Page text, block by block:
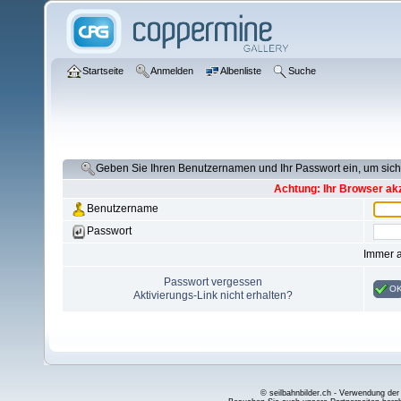
Startseite Anmelden Albenliste Suche
Geben Sie Ihren Benutzernamen und Ihr Passwort ein, um
Achtung: Ihr Browser
Benutzername
Passwort
Immer
Passwort vergessen
Aktivierungs-Link nicht erhalten?
© seilbahnbilder.ch - Verwendung